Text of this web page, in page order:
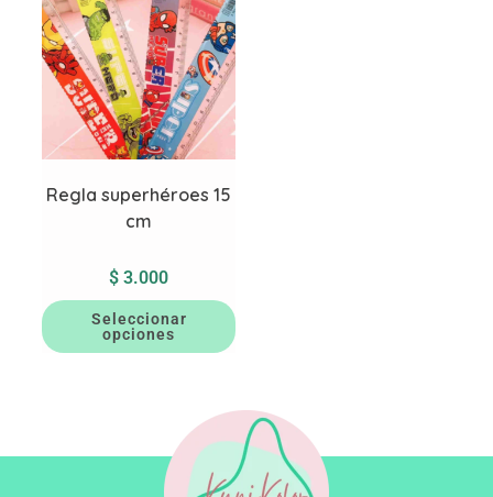
Regla superhéroes 15
cm
$ 3.000
Seleccionar
opciones